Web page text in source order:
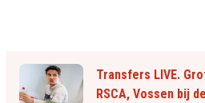
Transfers LIVE.
RSCA, Vossen bij